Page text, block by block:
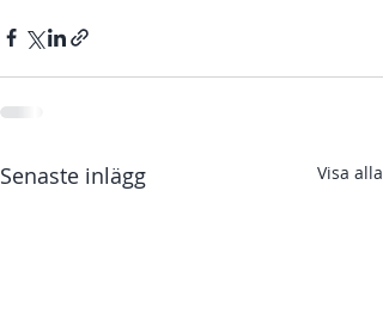
Senaste inlägg Visa alla